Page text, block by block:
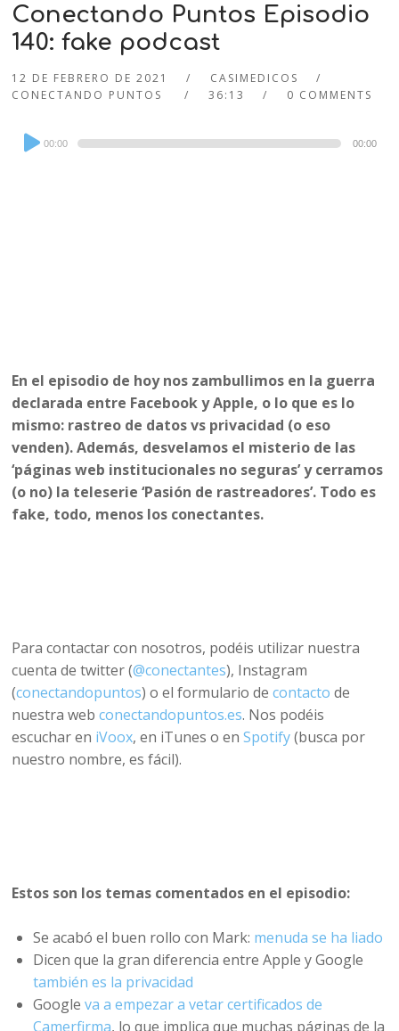
Conectando Puntos Episodio
140: fake podcast
12 DE FEBRERO DE 2021
CASIMEDICOS
CONECTANDO PUNTOS
36:13 0 COMMENTS
Audio
Player
00:00 00:00
En el episodio de hoy nos zambullimos en la guerra
declarada entre Facebook y Apple, o lo que es lo
mismo: rastreo de datos vs privacidad (o eso
venden). Además, desvelamos el misterio de las
‘páginas web institucionales no seguras’ y cerramos
(o no) la teleserie ‘Pasión de rastreadores’. Todo es
fake, todo, menos los conectantes.
Para contactar con nosotros, podéis utilizar nuestra
cuenta de twitter (@conectantes), Instagram
(conectandopuntos) o el formulario decontacto de
nuestra webconectandopuntos.es. Nos podéis
escuchar en iVoox, en iTunes o enSpotify(busca por
nuestro nombre, es fácil).
Estos son los temas comentados en el episodio:
Se acabó el buen rollo con Mark: menuda se ha liado
Dicen que la gran diferencia entre Apple y Google
también es la privacidad
Googleva a empezar a vetar certificados de
Camerfirma, lo que implica que muchas páginas de la